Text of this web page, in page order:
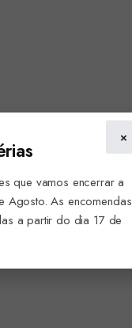
×
que vamos encerrar a
Agosto. As encomendas
a partir do dia 17 de